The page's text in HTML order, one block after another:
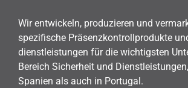
Wir entwickeln, produzieren und
spezifische Präsenzkontrollprodukte
dienstleistungen für die wichtigsten
Bereich Sicherheit und
Spanien als auch in Portugal.